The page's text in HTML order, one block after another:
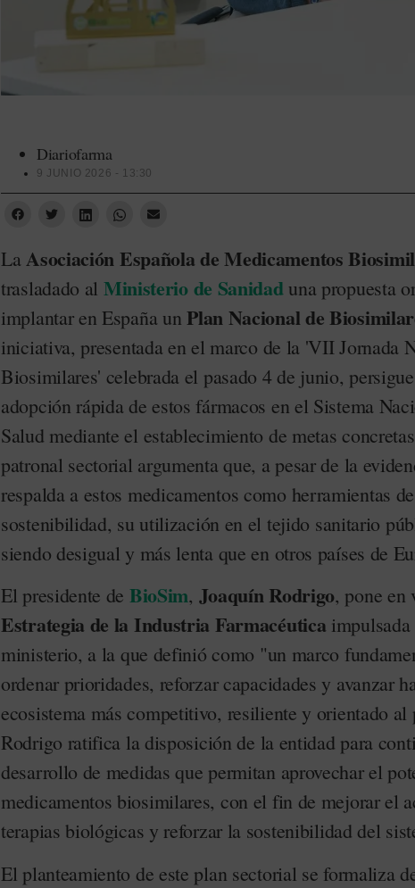
Diariofarma
9 JUNIO 2026 - 13:30
LaAsociación Española de Medicamentos
trasladado al Ministerio de Sanidaduna propuesta
implantar en España unPlan Nacional de
iniciativa, presentada en el marco de la 'VII Jornada
Biosimilares' celebrada el pasado 4 de junio,
adopción rápida de estos fármacos en el Sistema
Salud mediante el establecimiento de metas
patronal sectorial argumenta que, a pesar de la
respalda a estos medicamentos como herramientas de
sostenibilidad, su utilización en el tejido sanitario
siendo desigual y más lenta que en otros países de
El presidente de BioSim, Joaquín Rodrigo, pone en
Estrategia de la Industria Farmacéutica
ministerio, a la que definió como "un marco
ordenar prioridades, reforzar capacidades y avanzar
ecosistema más competitivo, resiliente y orientado al
Rodrigo ratifica la disposición de la entidad para
desarrollo de medidas que permitan aprovechar el
medicamentos biosimilares, con el fin de mejorar el
terapias biológicas y reforzar la sostenibilidad del
El planteamiento de este plan sectorial se formaliza